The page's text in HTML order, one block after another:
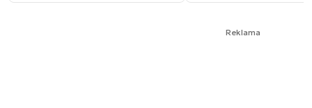
Reklama